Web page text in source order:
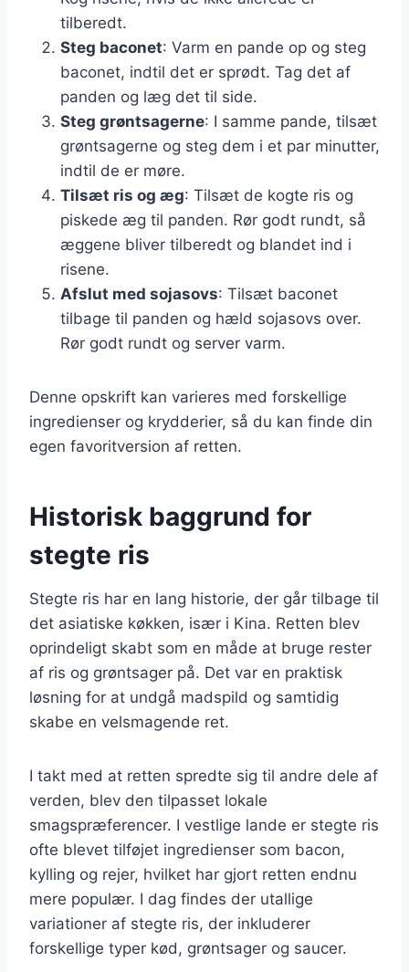
tilberedt.
Steg baconet: Varm en pande op og steg
baconet, indtil det er sprødt. Tag det af
panden og læg det til side.
Steg grøntsagerne: I samme pande, tilsæt
grøntsagerne og steg dem i et par minutter,
indtil de er møre.
Tilsæt ris og æg: Tilsæt de kogte ris og
piskede æg til panden. Rør godt rundt, så
æggene bliver tilberedt og blandet ind i
risene.
Afslut med sojasovs: Tilsæt baconet
tilbage til panden og hæld sojasovs over.
Rør godt rundt og server varm.
Denne opskrift kan varieres med forskellige
ingredienser og krydderier, så du kan finde din
egen favoritversion af retten.
Historisk baggrund for
stegte ris
Stegte ris har en lang historie, der går tilbage til
det asiatiske køkken, især i Kina. Retten blev
oprindeligt skabt som en måde at bruge rester
af ris og grøntsager på. Det var en praktisk
løsning for at undgå madspild og samtidig
skabe en velsmagende ret.
I takt med at retten spredte sig til andre dele af
verden, blev den tilpasset lokale
smagspræferencer. I vestlige lande er stegte ris
ofte blevet tilføjet ingredienser som bacon,
kylling og rejer, hvilket har gjort retten endnu
mere populær. I dag findes der utallige
variationer af stegte ris, der inkluderer
forskellige typer kød, grøntsager og saucer.